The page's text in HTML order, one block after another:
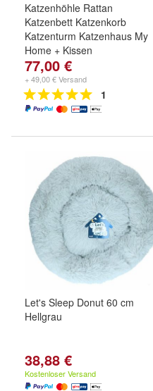
Katzenhöhle Rattan
Katzenbett Katzenkorb
Katzenturm Katzenhaus My
Home + Kissen
77,00 €
+ 49,00 € Versand
1
Let's Sleep Donut 60 cm
Hellgrau
38,88 €
Kostenloser Versand